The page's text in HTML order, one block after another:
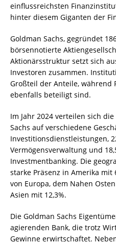
einflussreichsten
hinter diesem Giganten der
Goldman Sachs, gegründet
börsennotierte
Aktionärsstruktur setzt sich
Investoren zusammen.
Großteil der Anteile,
ebenfalls beteiligt sind.
Im Jahr 2024 verteilen sich
Sachs auf verschiedene
Investitionsdienstleistungen,
Vermögensverwaltung und
Investmentbanking. Die
starke Präsenz in Amerika mit
von Europa, dem Nahen
Asien mit 12,3%.
Die Goldman Sachs
agierenden Bank, die trotz
Gewinne erwirtschaftet.